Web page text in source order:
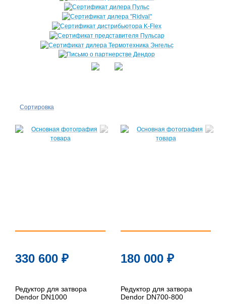
Сортировка
↑
↓
330 600 ₽
Редуктор для затвора
Dendor DN1000
180 000 ₽
Редуктор для затвора
Dendor DN700-800